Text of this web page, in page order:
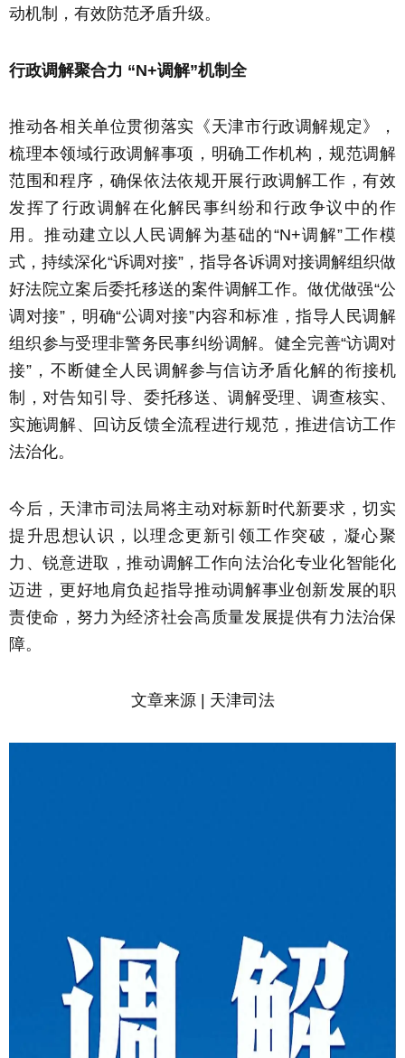
动机制，有效防范矛盾升级。
行政调解聚合力 “N+调解”机制全
推动各相关单位贯彻落实《天津市行政调解规定》，
梳理本领域行政调解事项，明确工作机构，规范调解
范围和程序，确保依法依规开展行政调解工作，有效
发挥了行政调解在化解民事纠纷和行政争议中的作
用。推动建立以人民调解为基础的“N+调解”工作模
式，持续深化“诉调对接”，指导各诉调对接调解组织做
好法院立案后委托移送的案件调解工作。做优做强“公
调对接”，明确“公调对接”内容和标准，指导人民调解
组织参与受理非警务民事纠纷调解。健全完善“访调对
接”，不断健全人民调解参与信访矛盾化解的衔接机
制，对告知引导、委托移送、调解受理、调查核实、
实施调解、回访反馈全流程进行规范，推进信访工作
法治化。
今后，天津市司法局将主动对标新时代新要求，切实
提升思想认识，以理念更新引领工作突破，凝心聚
力、锐意进取，推动调解工作向法治化专业化智能化
迈进，更好地肩负起指导推动调解事业创新发展的职
责使命，努力为经济社会高质量发展提供有力法治保
障。
文章来源 | 天津司法